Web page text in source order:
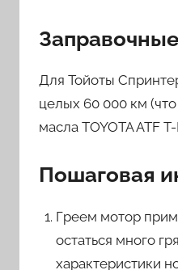
Для Тойоты
целых 60 000 км
масла TOYOTA ATF
Пошаговая
Греем мотор
остаться много
характеристики